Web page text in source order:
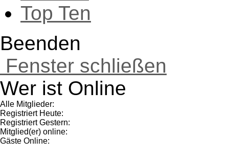
Top Ten
Beenden
Fenster schließen
Wer ist Online
Alle Mitglieder:
Registriert Heute:
Registriert Gestern:
Mitglied(er) online:
Gäste Online: